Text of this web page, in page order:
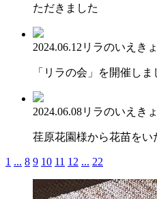
ただきました
2024.06.12 リラのいえ き
「リラの会」を開催し
2024.06.08リラのいえ き
荏原花園様から花苗をい
1 ... 8 9 10 11 12 ... 22